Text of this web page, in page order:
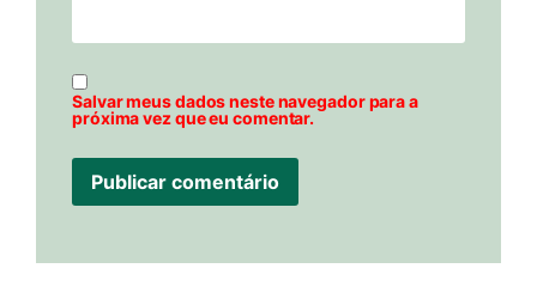
Salvar meus dados neste navegador para a
próxima vez que eu comentar.